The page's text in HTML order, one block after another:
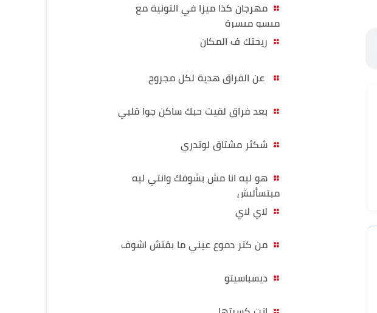
مهرجان كذا ميزا في التونية مع
ميسو ميسرة
ريحتك ف المكان
عن الفراق هدية لكل مجروح
بعد فراق لقيت حبك ساكن جوا قلبي
شكثر مشتاق لوتدري
هو ليه انا مش بشوفك وانتي ليه
مبتسأليش
لاي لاي
من كتر دموع عيني ما بقتش اشوف
ديسباسيتو